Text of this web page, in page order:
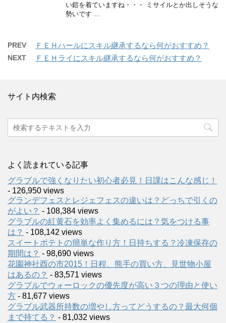
い鎧を着ていますね・・・ ミサイルとか出しそうな
勢いです …
PREV ＦＥＨハールにスキル継承するなら何がおすすめ？
NEXT ＦＥＨライにスキル継承するなら何がおすすめ？
サイト内検索
よく読まれている記事
グラブルで強くなりたい初心者必見！日課はこんな感じ！
- 126,950 views
グランデフェスとレジェフェスの違いは？どっちで引くの
がよい？ - 108,384 views
グラブルの紅黄石を効率よく集めるには？気をつける事
は？ - 108,142 views
スイートポテトの簡単な作り方！日持ちする？冷凍保存の
期間は？ - 98,690 views
花園神社酉の市2015！日程、熊手の買い方、見世物小屋
はあるの？ - 83,571 views
グラブルでウォーロックの優先度が高い３つの理由と使い
方 - 81,677 views
グラブル武器所持数の増やし方ってどうするの？最大何個
まで持てる？ - 81,032 views